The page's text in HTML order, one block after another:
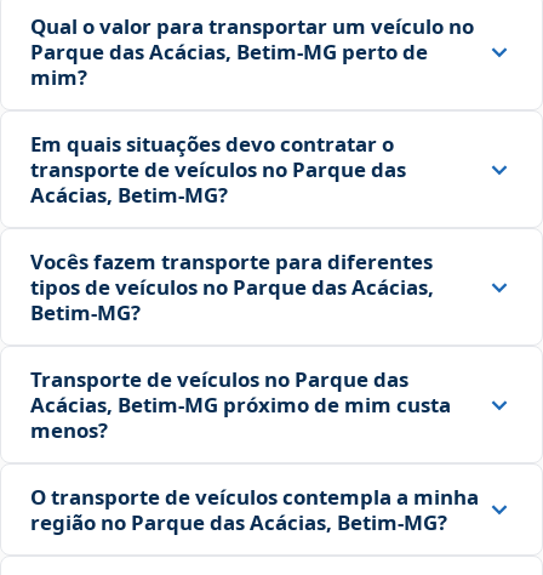
Qual o valor para transportar um veículo no
Parque das Acácias, Betim‑MG perto de
mim?
Em quais situações devo contratar o
transporte de veículos no Parque das
Acácias, Betim‑MG?
Vocês fazem transporte para diferentes
tipos de veículos no Parque das Acácias,
Betim‑MG?
Transporte de veículos no Parque das
Acácias, Betim‑MG próximo de mim custa
menos?
O transporte de veículos contempla a minha
região no Parque das Acácias, Betim‑MG?